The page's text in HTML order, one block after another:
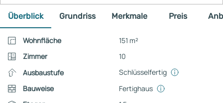
Überblick Grundriss Merkmale Preis
Wohnfläche
151 m²
Zimmer
10
Ausbaustufe
Schlüsselfertig
Bauweise
Fertighaus